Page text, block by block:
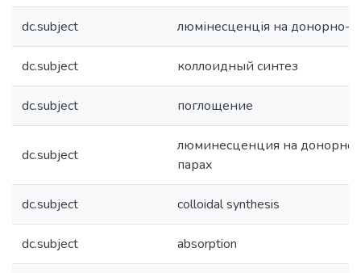
dc.subject люмінесценція на донорно-
dc.subject коллоидный синтез
dc.subject поглощение
dc.subject
люминесценция на
парах
dc.subject colloidal synthesis
dc.subject absorption